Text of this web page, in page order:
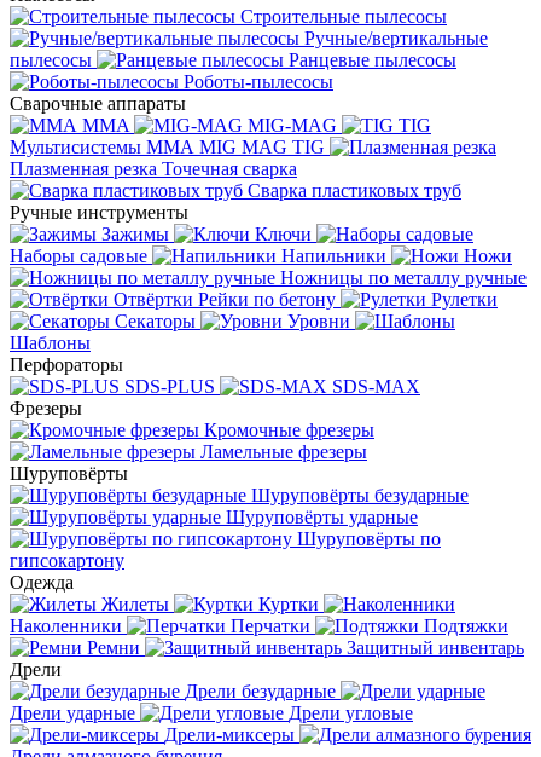
Строительные пылесосы
Ручные/вертикальные
пылесосы
Ранцевые пылесосы
Роботы-пылесосы
Сварочные аппараты
MMA
MIG-MAG
TIG
Мультисистемы ММА MIG MAG TIG
Плазменная резка Точечная сварка
Cварка пластиковых труб
Ручные инструменты
Зажимы
Ключи
Наборы садовые
Напильники
Ножи
Ножницы по металлу ручные
Отвёртки Рейки по бетону
Рулетки
Секаторы
Уровни
Шаблоны
Перфораторы
SDS-PLUS
SDS-MAX
Фрезеры
Кромочные фрезеры
Ламельные фрезеры
Шуруповёрты
Шуруповёрты безударные
Шуруповёрты ударные
Шуруповёрты по
гипсокартону
Одежда
Жилеты
Куртки
Наколенники
Перчатки
Подтяжки
Ремни
Защитный инвентарь
Дрели
Дрели безударные
Дрели ударные
Дрели угловые
Дрели-миксеры